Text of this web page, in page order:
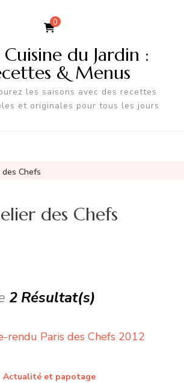
0
Cuisine du Jardin :
& Menus
les saisons avec des recettes
et originales pour tous les jours
Chefs
des Chefs
2 Résultat(s)
Actualité et papotage